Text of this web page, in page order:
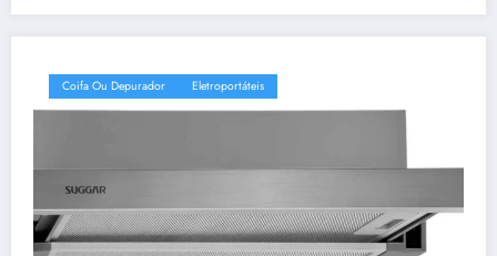
Coifa Ou Depurador Eletroportáteis